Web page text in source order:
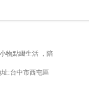
物點綴生活 ，陪
:台中市西屯區